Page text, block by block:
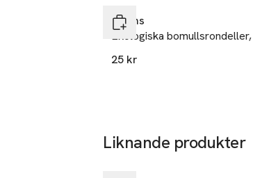
Åhléns
Ekologiska
25 kr
Liknande produkter